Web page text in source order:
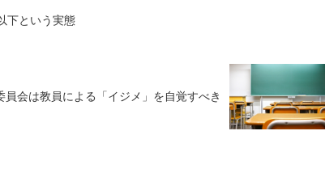
下という実態
員会は教員による「イジメ」を自覚すべき